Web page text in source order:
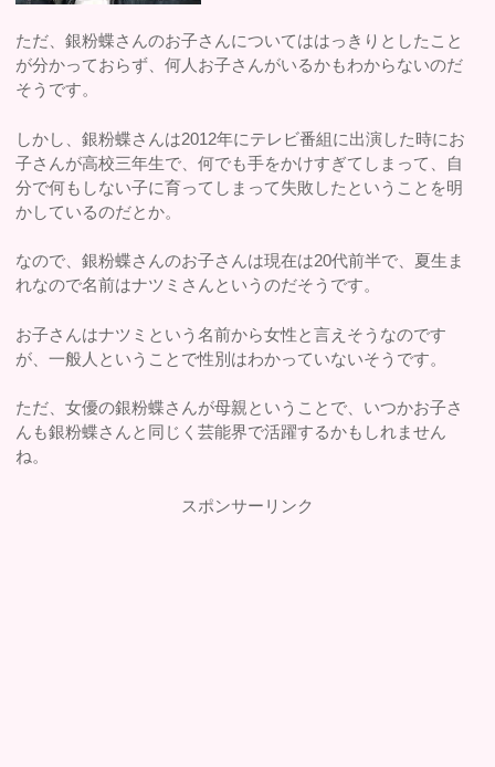
ただ、銀粉蝶さんのお子さんについてははっきりとしたこと
が分かっておらず、何人お子さんがいるかもわからないのだ
そうです。
しかし、銀粉蝶さんは2012年にテレビ番組に出演した時にお
子さんが高校三年生で、何でも手をかけすぎてしまって、自
分で何もしない子に育ってしまって失敗したということを明
かしているのだとか。
なので、銀粉蝶さんのお子さんは現在は20代前半で、夏生ま
れなので名前はナツミさんというのだそうです。
お子さんはナツミという名前から女性と言えそうなのです
が、一般人ということで性別はわかっていないそうです。
ただ、女優の銀粉蝶さんが母親ということで、いつかお子さ
んも銀粉蝶さんと同じく芸能界で活躍するかもしれません
ね。
スポンサーリンク